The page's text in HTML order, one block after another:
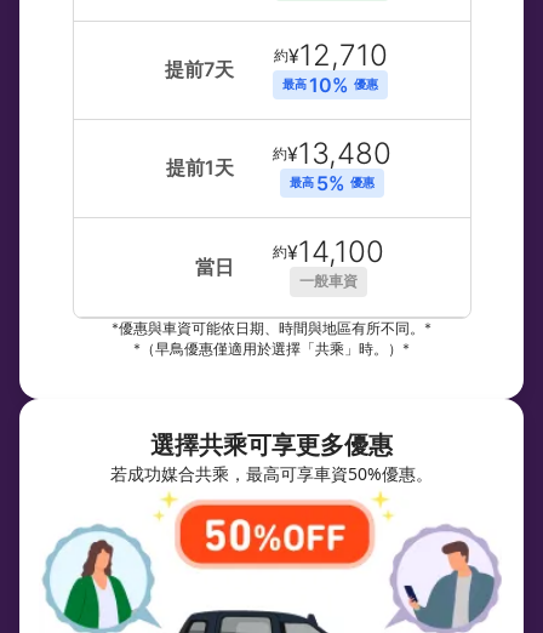
提前7天
約¥12,710
最高 10% 優惠
提前1天
約¥13,480
最高 5% 優惠
當日
約¥14,100
一般車資
*優惠與車資可能依日期、時間與地區有所不同。*
*（早鳥優惠僅適用於選擇「共乘」時。）*
選擇共乘可享更多優惠
若成功媒合共乘，最高可享車資50%優惠。